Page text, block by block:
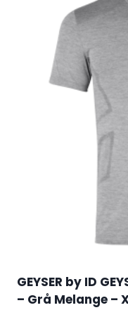
GEYSER by ID
– Grå Melange –